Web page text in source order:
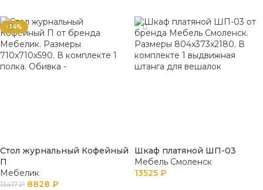
-34%
Стол журнальный Кофейный
П
Мебелик
13417₽ 8828 ₽
Шкаф платяной ШП-03
Мебель Смоленск
13525 ₽